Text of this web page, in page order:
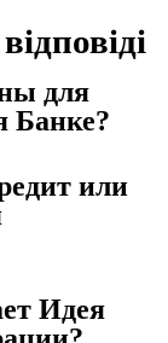
для
Банке?
или
Идея